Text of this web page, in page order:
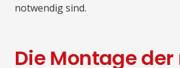
notwendig sind.
Die Montage der